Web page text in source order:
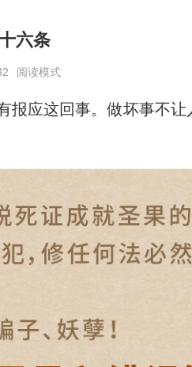
六条
阅读模式
报应这回事。做坏事不